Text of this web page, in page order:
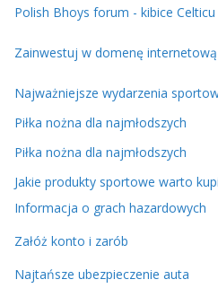
Polish Bhoys forum - kibice Celticu
Zainwestuj w domenę internetową
Najważniejsze wydarzenia
Piłka nożna dla najmłodszych
Piłka nożna dla najmłodszych
Jakie produkty sportowe warto
Informacja o grach hazardowych
Załóż konto i zarób
Najtańsze ubezpieczenie auta